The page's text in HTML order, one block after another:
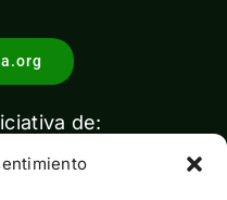
de: